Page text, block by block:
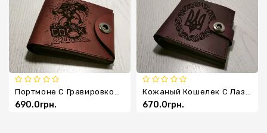
690.0грн. 670.0грн.